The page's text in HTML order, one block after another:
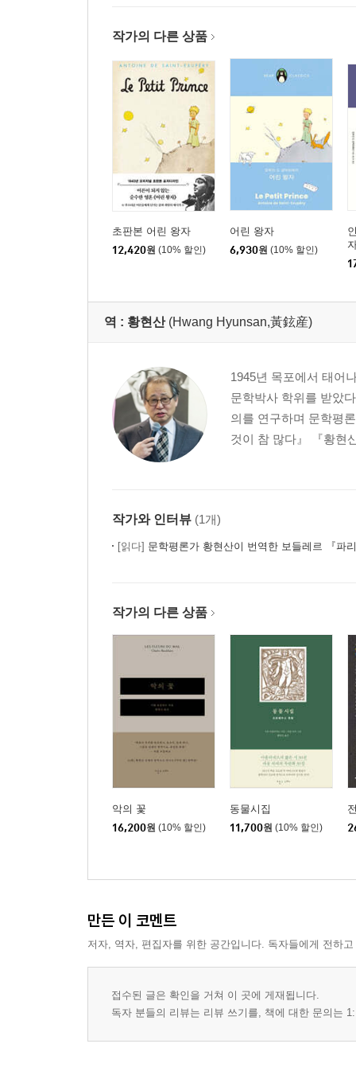
작가의 다른 상품
초판본 어린 왕자
12,420원 (10% 할인)
어린 왕자
6,930원 (10% 할인)
역 : 황현산 (Hwang Hyunsan,黃鉉産)
1945년 목포에서 태어
문학박사 학위를 받았
의를 연구하며 문학평
것이 참 많다』 『황현
작가와 인터뷰 (1개)
[읽다] 문학평론가 황현산이 번역한 보들레르 『파
작가의 다른 상품
악의 꽃
16,200원 (10% 할인)
동물시집
11,700원 (10% 할인)
만든 이 코멘트
저자, 역자, 편집자를 위한 공간입니다. 독자들에게 전하
접수된 글은 확인을 거쳐 이 곳에 게재됩니다.
독자 분들의 리뷰는 리뷰 쓰기를, 책에 대한 문의는